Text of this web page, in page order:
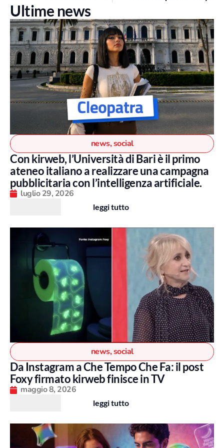
Ultime news
news,social
Con kirweb, l’Università di Bari è il primo
ateneo italiano a realizzare una campagna
pubblicitaria con l’intelligenza artificiale.
luglio 29, 2026
leggi tutto
news,social
Da Instagram a Che Tempo Che Fa: il post
Foxy firmato kirweb finisce in TV
maggio 8, 2026
leggi tutto